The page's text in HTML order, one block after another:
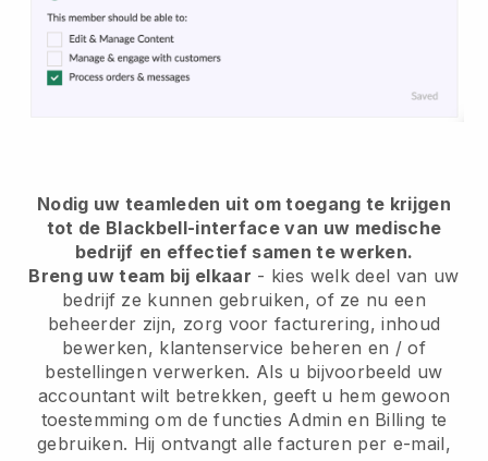
Nodig uw teamleden uit om toegang te krijgen
tot de Blackbell-interface van uw medische
bedrijf en effectief samen te werken.
Breng uw team bij elkaar - kies welk deel van uw
bedrijf ze kunnen gebruiken, of ze nu een
beheerder zijn, zorg voor facturering, inhoud
bewerken, klantenservice beheren en / of
bestellingen verwerken. Als u bijvoorbeeld uw
accountant wilt betrekken, geeft u hem gewoon
toestemming om de functies Admin en Billing te
gebruiken. Hij ontvangt alle facturen per e-mail,